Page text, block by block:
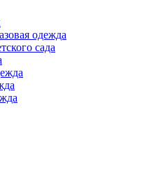
одежда
сада